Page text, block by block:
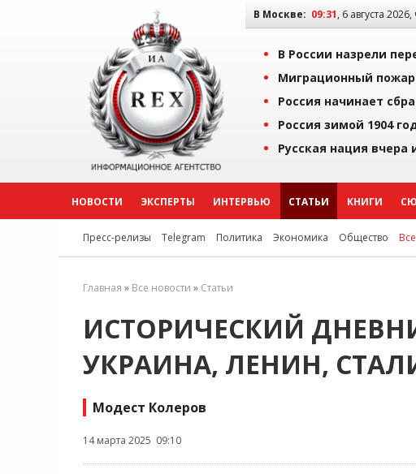
В Москве: 09:31, 6 августа 2026,
В России назрели
Миграционный
Россия начинает
Россия зимой 1904
Русская нация вчера
НОВОСТИ ЭКСПЕРТЫ ИНТЕРВЬЮ СТАТЬИ КНИГИ
Пресс-релизы Telegram Политика Экономика Общество
Главная » Все новости » Статьи
ИСТОРИЧЕСКИЙ
УКРАИНА, ЛЕНИН,
Модест Колеров
14 марта 2025 09:10